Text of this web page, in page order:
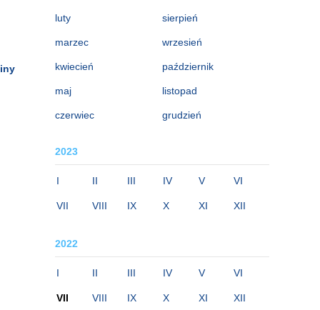
luty
marzec
kwiecień
maj
czerwiec
sierpień
wrzesień
październik
listopad
grudzień
2023
I II III IV V VI
VII VIII IX X XI XII
2022
I II III IV V VI
VII VIII IX X XI XII